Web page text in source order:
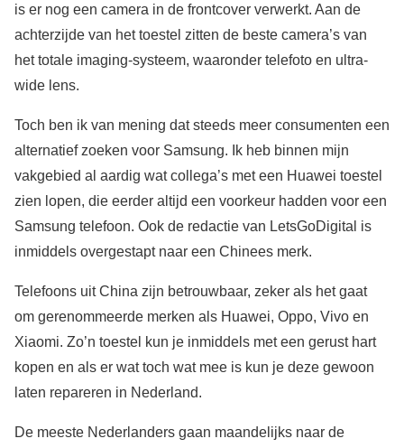
is er nog een camera in de frontcover verwerkt. Aan de
achterzijde van het toestel zitten de beste camera’s van
het totale imaging-systeem, waaronder telefoto en ultra-
wide lens.
Toch ben ik van mening dat steeds meer consumenten een
alternatief zoeken voor Samsung. Ik heb binnen mijn
vakgebied al aardig wat collega’s met een Huawei toestel
zien lopen, die eerder altijd een voorkeur hadden voor een
Samsung telefoon. Ook de redactie van LetsGoDigital is
inmiddels overgestapt naar een Chinees merk.
Telefoons uit China zijn betrouwbaar, zeker als het gaat
om gerenommeerde merken als Huawei, Oppo, Vivo en
Xiaomi. Zo’n toestel kun je inmiddels met een gerust hart
kopen en als er wat toch wat mee is kun je deze gewoon
laten repareren in Nederland.
De meeste Nederlanders gaan maandelijks naar de